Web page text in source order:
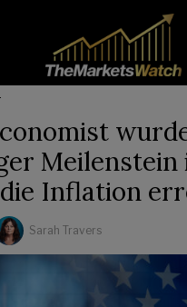
Meilenstein
Inflation
Sarah Travers